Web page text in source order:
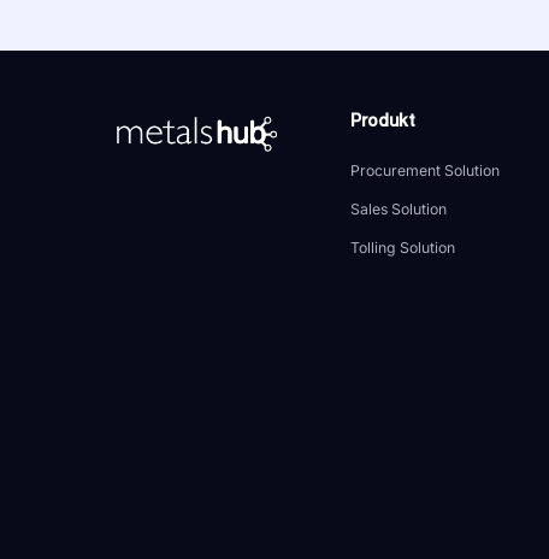
Produkt
Procurement Solution
Sales Solution
Tolling Solution